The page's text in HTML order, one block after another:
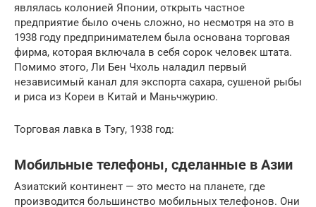
являлась колонией Японии, открыть частное
предприятие было очень сложно, но несмотря на это в
1938 году предпринимателем была основана торговая
фирма, которая включала в себя сорок человек штата.
Помимо этого, Ли Бен Чхоль наладил первый
независимый канал для экспорта сахара, сушеной рыбы
и риса из Кореи в Китай и Маньчжурию.
Торговая лавка в Тэгу, 1938 год:
Мобильные телефоны, сделанные в Азии
Азиатский континент — это место на планете, где
производится большинство мобильных телефонов. Они